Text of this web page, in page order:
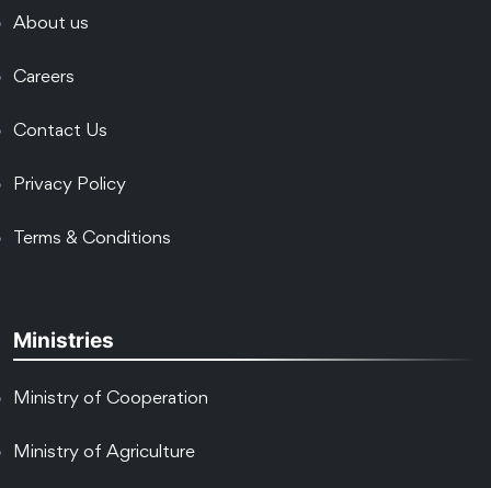
About us
Careers
Contact Us
Privacy Policy
Terms & Conditions
Ministries
Ministry of Cooperation
Ministry of Agriculture